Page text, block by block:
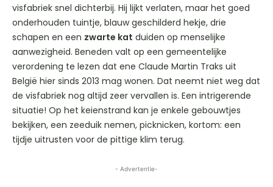
visfabriek snel dichterbij. Hij lijkt verlaten, maar het goed
onderhouden tuintje, blauw geschilderd hekje, drie
schapen en een zwarte kat duiden op menselijke
aanwezigheid. Beneden valt op een gemeentelijke
verordening te lezen dat ene Claude Martin Traks uit
België hier sinds 2013 mag wonen. Dat neemt niet weg dat
de visfabriek nog altijd zeer vervallen is. Een intrigerende
situatie! Op het keienstrand kan je enkele gebouwtjes
bekijken, een zeeduik nemen, picknicken, kortom: een
tijdje uitrusten voor de pittige klim terug.
- Advertentie-